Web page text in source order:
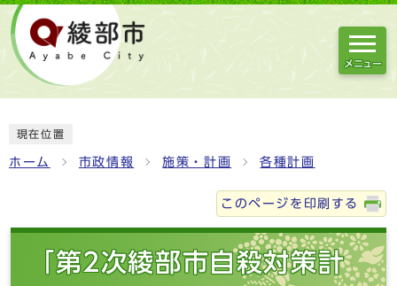
メニュー
現在位置
ホーム 市政情報 施策・計画 各種計画
このページを印刷する
「第2次綾部市自殺対策計